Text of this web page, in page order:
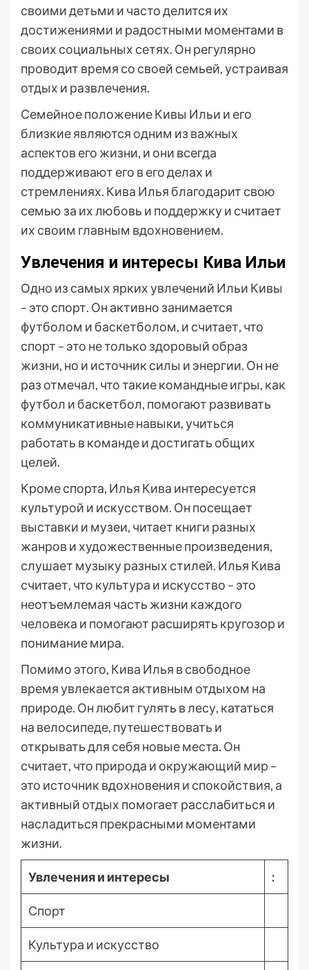
своими детьми и часто делится их
достижениями и радостными моментами в
своих социальных сетях. Он регулярно
проводит время со своей семьей, устраивая
отдых и развлечения.
Семейное положение Кивы Ильи и его
близкие являются одним из важных
аспектов его жизни, и они всегда
поддерживают его в его делах и
стремлениях. Кива Илья благодарит свою
семью за их любовь и поддержку и считает
их своим главным вдохновением.
Увлечения и интересы Кива Ильи
Одно из самых ярких увлечений Ильи Кивы
– это спорт. Он активно занимается
футболом и баскетболом, и считает, что
спорт – это не только здоровый образ
жизни, но и источник силы и энергии. Он не
раз отмечал, что такие командные игры, как
футбол и баскетбол, помогают развивать
коммуникативные навыки, учиться
работать в команде и достигать общих
целей.
Кроме спорта, Илья Кива интересуется
культурой и искусством. Он посещает
выставки и музеи, читает книги разных
жанров и художественные произведения,
слушает музыку разных стилей. Илья Кива
считает, что культура и искусство – это
неотъемлемая часть жизни каждого
человека и помогают расширять кругозор и
понимание мира.
Помимо этого, Кива Илья в свободное
время увлекается активным отдыхом на
природе. Он любит гулять в лесу, кататься
на велосипеде, путешествовать и
открывать для себя новые места. Он
считает, что природа и окружающий мир –
это источник вдохновения и спокойствия, а
активный отдых помогает расслабиться и
насладиться прекрасными моментами
жизни.
Увлечения и интересы :
Спорт
Культура и искусство